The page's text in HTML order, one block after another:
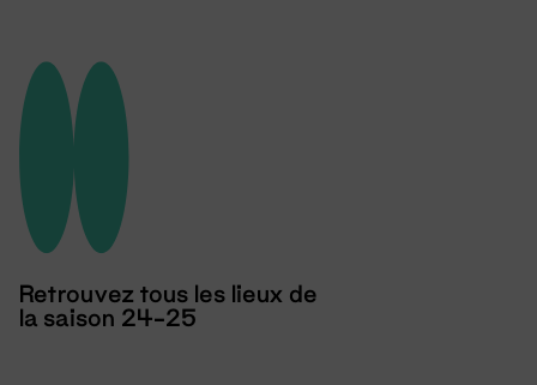
Retrouvez tous les lieux de
la saison 24-25